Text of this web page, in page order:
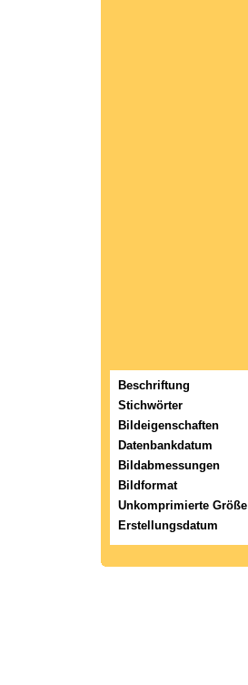
Beschriftung
Stichwörter
Bildeigenschaften
Datenbankdatum
Bildabmessungen
Bildformat
Unkomprimierte Größe
Erstellungsdatum